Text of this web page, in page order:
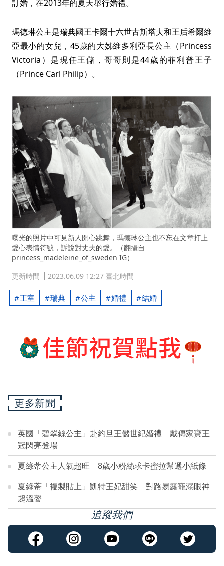
訂婚，在2013年的夏天舉行婚禮。
瑪德琳公主是瑞典國王卡爾十六世古斯塔夫和王后希爾維
亞最小的女兒，45歲的大姊維多利亞長公主（Princess
Victoria）是現任王儲，哥哥則是44歲的菲利普王子
（Prince Carl Philip）。
曝光的照片中可見新人開心跳舞，瑪德琳公主也不忘在文章打上
愛心表情符號，訴說對丈夫的愛。（翻攝自
princess_madeleine_of_sweden IG）
更新時間
2023.06.09 12:27 臺北時間
王室 瑞典 公主 婚禮 結婚
更多新聞
英國「碧翠絲公主」赴約旦王儲世紀婚禮 戴傳家寶王
冠閃亮登場
夏綠蒂公主人氣超旺 8歲小粉絲求卡蜜拉幫遞小紙條
夏綠蒂「複製貼上」凱特王妃甜笑 對路易露寵溺眼神
超溫韾
追蹤我們